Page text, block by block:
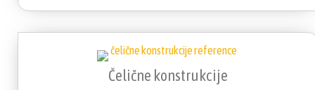
Čelične konstrukcije